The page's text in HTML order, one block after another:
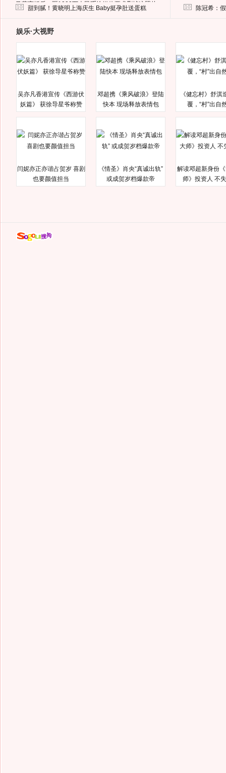
马蓉离婚后，砸1000万人民币给媒体要求删掉这照片
10 甜到腻！黄晓明上海庆生 Baby挺孕肚送蛋糕 10 陈冠希：
娱乐·大视野
吴亦凡香港宣传《西游伏
妖篇》 获徐导星爷称赞
邓超携《乘风破浪》登陆
快本 现场释放表情包
《健忘村》舒淇
覆，“村”出自
闫妮亦正亦谐占贺岁 喜剧
也要颜值担当
《情圣》肖央“真诚出轨”
或成贺岁档爆款帝
解读邓超新身份
师》投资人 不